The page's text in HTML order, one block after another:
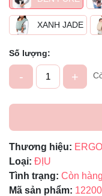
XANH JADE
Số lượng:
- +
Thương hiệu:
Loại: ĐỊU
Tình trạng: Còn hàng
Mã sản phẩm: